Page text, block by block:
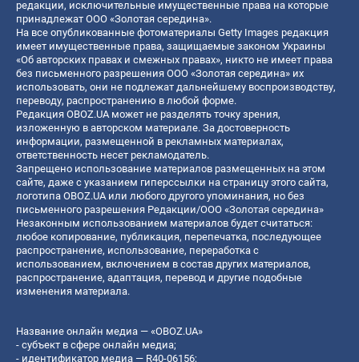
редакции, исключительные имущественные права на которые
принадлежат ООО «Золотая середина».
На все опубликованные фотоматериалы Getty Images редакция
имеет имущественные права, защищаемые законом Украины
«Об авторских правах и смежных правах», никто не имеет права
без письменного разрешения ООО «Золотая середина» их
использовать, они не подлежат дальнейшему воспроизводству,
переводу, распространению в любой форме.
Редакция OBOZ.UA может не разделять точку зрения,
изложенную в авторском материале. За достоверность
информации, размещенной в рекламных материалах,
ответственность несет рекламодатель.
Запрещено использование материалов размещенных на этом
сайте, даже с указанием гиперссылки на страницу этого сайта,
логотипа OBOZ.UA или любого другого упоминания, но без
письменного разрешения Редакции/ООО «Золотая середина»
Незаконным использованием материалов будет считаться:
любое копирование, публикация, перепечатка, последующее
распространение, использование, переработка с
использованием, включением в состав других материалов,
распространение, адаптация, перевод и другие подобные
изменения материала.
Название онлайн медиа — «OBOZ.UA»
- субъект в сфере онлайн медиа;
- идентификатор медиа — R40-06156;